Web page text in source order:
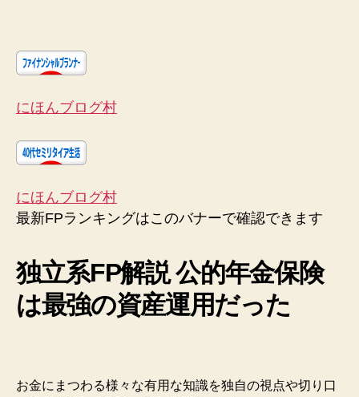
にほんブログ村
にほんブログ村
最新FPランキングはこのバナーで確認できます
独立系FP解説 公的年金保険
は最強の資産運用だった
お金にまつわる様々な有用な知識を独自の視点や切り口